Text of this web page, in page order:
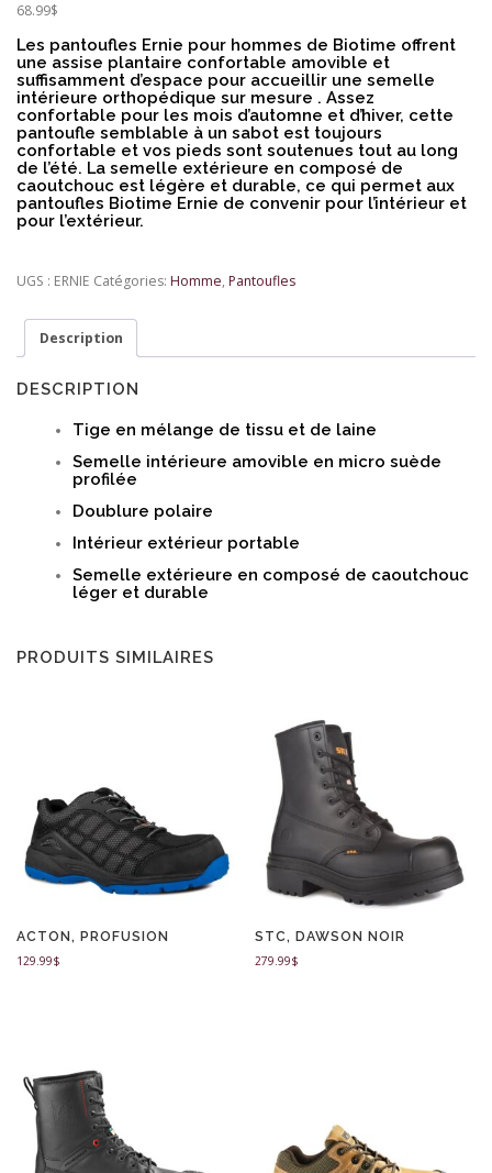
68.99$
Les pantoufles Ernie pour hommes de Biotime offrent
une assise plantaire confortable amovible et
suffisamment d’espace pour accueillir une semelle
intérieure orthopédique sur mesure . Assez
confortable pour les mois d’automne et d’hiver, cette
pantoufle semblable à un sabot est toujours
confortable et vos pieds sont soutenues tout au long
de l’été. La semelle extérieure en composé de
caoutchouc est légère et durable, ce qui permet aux
pantoufles Biotime Ernie de convenir pour l’intérieur et
pour l’extérieur.
UGS : ERNIE Catégories: Homme, Pantoufles
Description
DESCRIPTION
Tige en mélange de tissu et de laine
Semelle intérieure amovible en micro suède
profilée
Doublure polaire
Intérieur extérieur portable
Semelle extérieure en composé de caoutchouc
léger et durable
PRODUITS SIMILAIRES
ACTON, PROFUSION
129.99$
STC, DAWSON NOIR
279.99$